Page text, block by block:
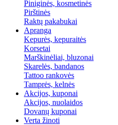
Piniginės, kosmetinės
Pirštinės
Raktų pakabukai
Apranga
Kepurės, kepuraitės
Korsetai
Marškinėliai, bluzonai
Skarelės, bandanos
Tattoo rankovės
Tamprės, kelnės
Akcijos, kuponai
Akcijos, nuolaidos
Dovanų kuponai
Verta žinoti